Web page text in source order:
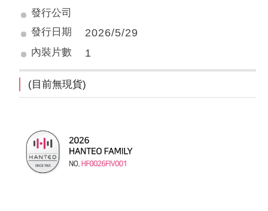
發行公司
發行日期
2026/5/29
內裝片數 1
(目前無現貨)